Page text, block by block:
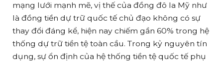
mạng lưới mạnh mẽ, vị thế của đồng đô la Mỹ như
là đồng tiền dự trữ quốc tế chủ đạo không có sự
thay đổi đáng kể, hiện nay chiếm gần 60% trong hệ
thống dự trữ tiền tệ toàn cầu. Trong kỷ nguyên tín
dụng, sự ổn định của hệ thống tiền tệ quốc tế phụ